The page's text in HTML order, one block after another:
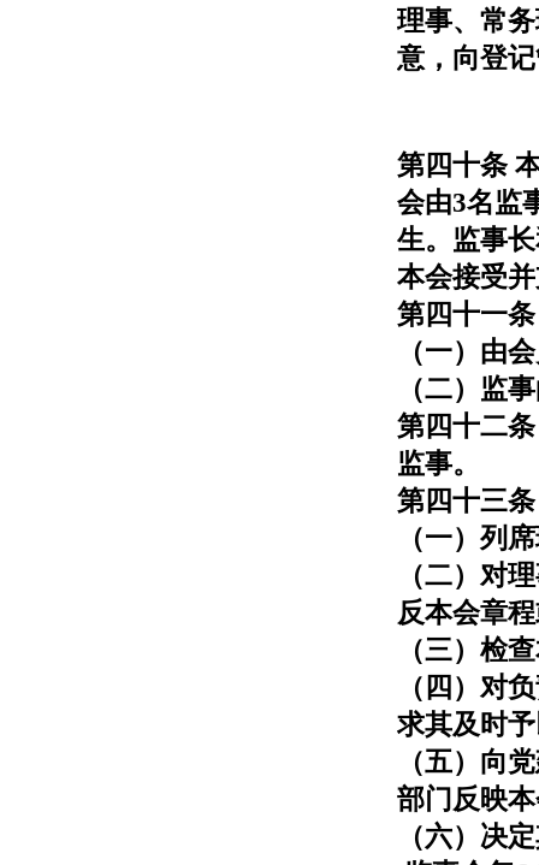
理事、常
意，向登
第四十条
会由3名监
生。监事
本会接受
第四十一
（一）由
（二）监
第四十二
监事。
第四十三
（一）列
（二）对
反本会章
（三）检
（四）对
求其及时
（五）向
部门反映
（六）决